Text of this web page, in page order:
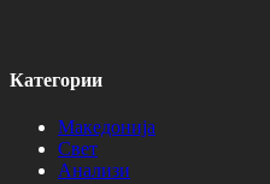
Категории
Македонија
Свет
Анализи